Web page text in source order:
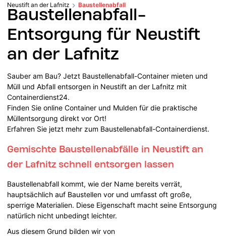
Neustift an der Lafnitz
Baustellenabfall
Baustellenabfall-
Entsorgung für Neustift
an der Lafnitz
Sauber am Bau? Jetzt Baustellenabfall-Container mieten und
Müll und Abfall entsorgen in Neustift an der Lafnitz mit
Containerdienst24.
Finden Sie online Container und Mulden für die praktische
Müllentsorgung direkt vor Ort!
Erfahren Sie jetzt mehr zum Baustellenabfall-Containerdienst.
Gemischte Baustellenabfälle in Neustift an
der Lafnitz schnell entsorgen lassen
Baustellenabfall kommt, wie der Name bereits verrät,
hauptsächlich auf Baustellen vor und umfasst oft große,
sperrige Materialien. Diese Eigenschaft macht seine Entsorgung
natürlich nicht unbedingt leichter.
Aus diesem Grund bilden wir von